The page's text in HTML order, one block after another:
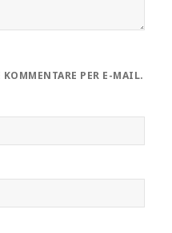
PER E-MAIL.